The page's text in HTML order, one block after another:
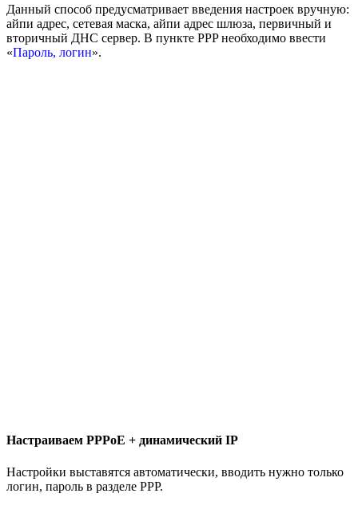
Данный способ предусматривает введения настроек вручную:
айпи адрес, сетевая маска, айпи адрес шлюза, первичный и
вторичный ДНС сервер. В пункте PPP необходимо ввести
«Пароль, логин».
Настраиваем PPPoE + динамический IP
Настройки выставятся автоматически, вводить нужно только
логин, пароль в разделе PPP.